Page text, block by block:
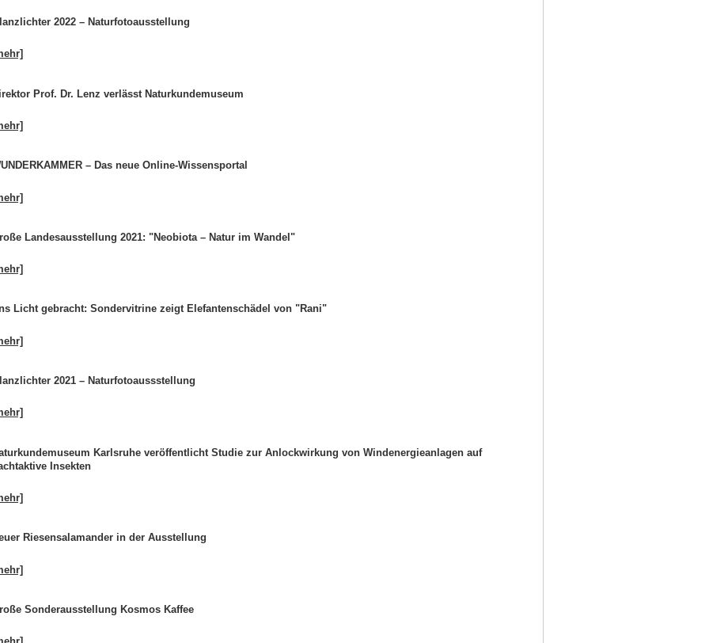
2022 – Naturfotoausstellung
Prof. Dr. Lenz verlässt Naturkundemuseum
– Das neue Online-Wissensportal
Landesausstellung 2021: "Neobiota – Natur im Wandel"
Licht gebracht: Sondervitrine zeigt Elefantenschädel von "Rani"
2021 – Naturfotoaussstellung
Karlsruhe veröffentlicht Studie zur Anlockwirkung von Windenergieanlagen auf
Insekten
Riesensalamander in der Ausstellung
Sonderausstellung Kosmos Kaffee